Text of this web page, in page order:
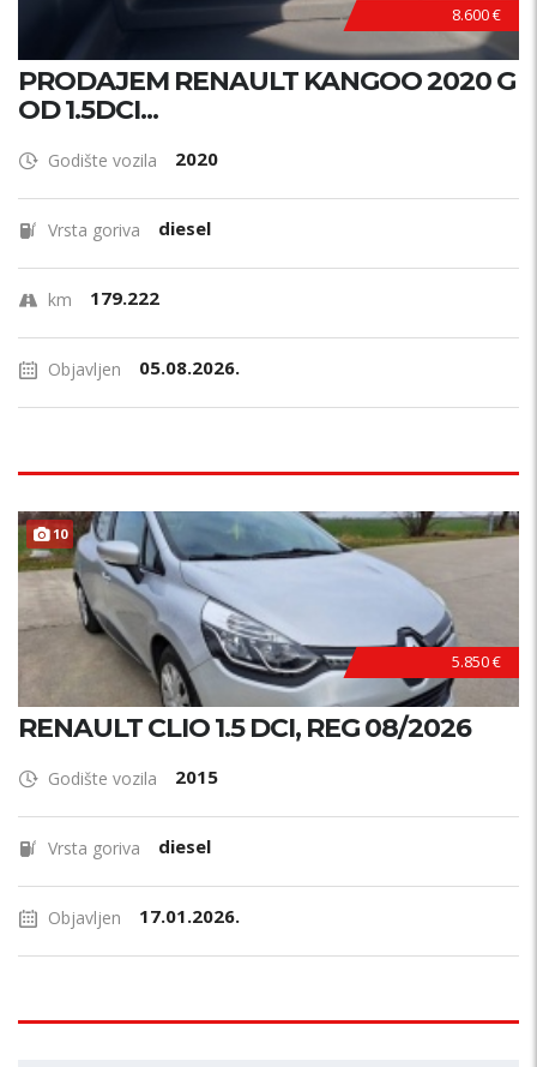
8.600 €
PRODAJEM RENAULT KANGOO 2020 G
OD 1.5DCI...
Godište vozila 2020
Vrsta goriva diesel
km 179.222
Objavljen 05.08.2026.
10
5.850 €
RENAULT CLIO 1.5 DCI, REG 08/2026
Godište vozila 2015
Vrsta goriva diesel
Objavljen 17.01.2026.